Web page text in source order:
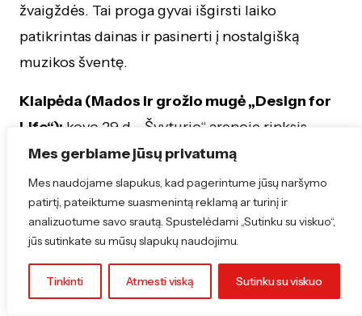
Mes gerbiame jūsų privatumą
Mes naudojame slapukus, kad pagerintume jūsų naršymo
patirtį, pateiktume suasmenintą reklamą ar turinį ir
analizuotume savo srautą. Spustelėdami „Sutinku su viskuo“,
jūs sutinkate su mūsų slapukų naudojimu.
Tinkinti Atmesti viską Sutinku su viskuo
žvaigždės. Tai proga gyvai išgirsti laiko
patikrintas dainas ir pasinerti į nostalgišką
muzikos šventę.
Klaipėda (Mados ir grožio mugė „Design for
Life“): kovo 29 d. „Švyturio“ arenoje rinksis
lietuvių dizaineriai bei kūrėjai. Tai puiki vieta
atrasti pavasario sezono stiliaus naujienas, įsigyti
rankų darbo aksesuarų ar natūralios kosmetikos
gaminių.
Šiauliai (Vienna Strauss Philharmonie
Orchestra): kovo 4 d. koncertų salėje „Saulė“